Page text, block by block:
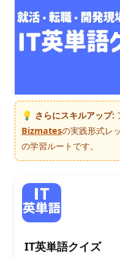
💡 さらにスキルアップ:
Bizmatesの実践形式レ
の学習ルートです。
IT英単語クイズ